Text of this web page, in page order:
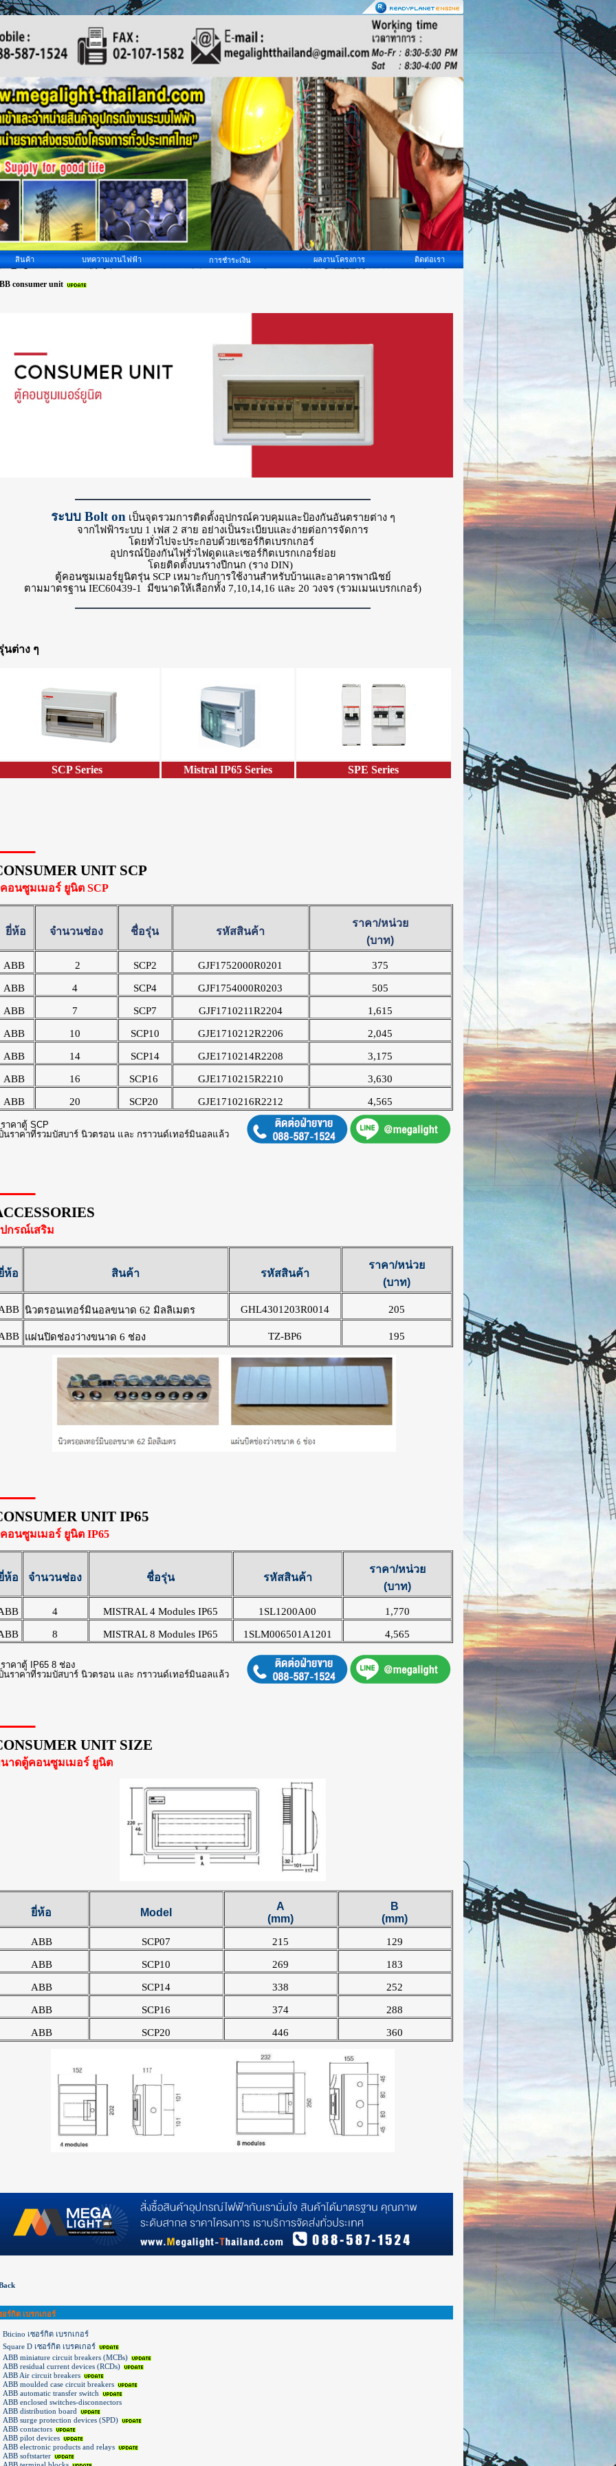
สินค้า บทความงานไฟฟ้า การชำระเงิน ผลงานโครงการ ติดต่อเรา
consumer unit
ระบบBolt on เป็นจุดรวมการติดตั้งอุปกรณ์ควบคุมและป้องกันอันตรายต่าง ๆ
จากไฟฟ้าระบบ 1 เฟส 2 สาย อย่างเป็นระเบียบและง่ายต่อการจัดการ
โดยทั่วไปจะประกอบด้วยเซอร์กิตเบรกเกอร์
อุปกรณ์ป้องกันไฟรั่วไฟดูดและเซอร์กิตเบรกเกอร์ย่อย
โดยติดตั้งบนรางปีกนก (รางDIN)
ตู้คอนซูมเมอร์ยูนิตรุ่นSCP เหมาะกับการใช้งานสำหรับบ้านและอาคารพาณิชย์
ตามมาตรฐาน IEC60439-1 มีขนาดให้เลือกทั้ง 7,10,14,16 และ 20วงจร (รวมเมนเบรกเกอร์)
นต่าง ๆ
SCP Series Mistral IP65 Series SPE Series
UNIT SCP
อนซูมเมอร์ ยูนิต SCP
ยี่ห้อ จำนวนช่อง ชื่อรุ่น รหัสสินค้า
ราคา/หน่วย
(บาท)
ABB 2 SCP2 GJF1752000R0201 375
ABB 4 SCP4 GJF1754000R0203 505
ABB 7 SCP7 GJF1710211R2204 1,615
ABB 10 SCP10 GJE1710212R2206 2,045
ABB 14 SCP14 GJE1710214R2208 3,175
ABB 16 SCP16 GJE1710215R2210 3,630
ABB 20 SCP20 GJE1710216R2212 4,565
ราคาตู้ SCP
นราคาที่รวมบัสบาร์ นิวตรอน และ กราวนด์เทอร์มินอลแล้ว
กรณ์เสริม
ห้อ สินค้า รหัสสินค้า
ราคา/หน่วย
(บาท)
นิวตรอนเทอร์มินอลขนาด 62 มิลลิเมตร GHL4301203R0014 205
แผ่นปิดช่องว่างขนาด 6 ช่อง TZ-BP6 195
UNIT IP65
อนซูมเมอร์ ยูนิต IP65
ห้อ จำนวนช่อง ชื่อรุ่น รหัสสินค้า
ราคา/หน่วย
(บาท)
4 MISTRAL 4 Modules IP65 1SL1200A00 1,770
8 MISTRAL 8 Modules IP65 1SLM006501A1201 4,565
ราคาตู้IP65 8 ช่อง
นราคาที่รวมบัสบาร์ นิวตรอน และ กราวนด์เทอร์มินอลแล้ว
UNIT SIZE
าดตู้คอนซูมเมอร์ ยูนิต
ยี่ห้อ Model
A
(mm)
B
(mm)
ABB SCP07 215 129
ABB SCP10 269 183
ABB SCP14 338 252
ABB SCP16 374 288
ABB SCP20 446 360
อร์กิต เบรกเกอร์
Bticino เซอร์กิต เบรกเกอร์
Square D เซอร์กิต เบรคเกอร์
ABB miniature circuit breakers (MCBs)
ABB residual current devices (RCDs)
ABB Air circuit breakers
ABB moulded case circuit breakers
ABB automatic transfer switch
ABB enclosed switches-disconnectors
ABB distribution board
ABB surge protection devices (SPD)
ABB contactors
ABB pilot devices
ABB electronic products and relays
ABB softstarter